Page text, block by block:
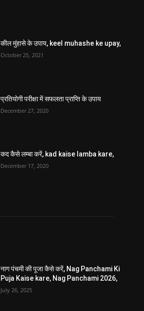
कील मुंहासे के उपाय, keel muhashe ke upay,
October 25, 2021
प्रतियोगी परीक्षा में सफलता प्राप्ति के उपाय
December 27, 2020
कद कैसे लम्बा करें, kad kaise lamba kare,
December 17, 2020
नाग पंचमी की पूजा कैसे करें, Nag Panchami Ki
Puja Kaise kare, Nag Panchami 2026,
July 26, 2025